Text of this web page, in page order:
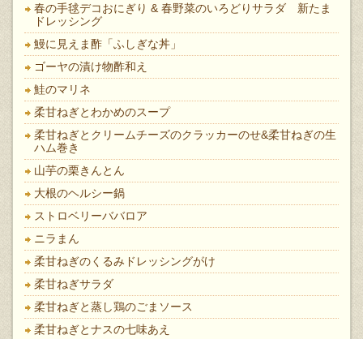
春の手毬デコおにぎり & 春野菜のいろどりサラダ 新たま
ドレッシング
鰻に見えま酢「ふしぎな丼」
ゴーヤの漬け物酢和え
鮭のマリネ
柔甘ねぎとわかめのスープ
柔甘ねぎとクリームチーズのクラッカーのせ&柔甘ねぎの生
ハム巻き
山芋の栗きんとん
大根のヘルシー鍋
ストロベリーババロア
ニラまん
柔甘ねぎのくるみドレッシングがけ
柔甘ねぎサラダ
柔甘ねぎと蒸し鶏のごまソース
柔甘ねぎとナスの七味あえ